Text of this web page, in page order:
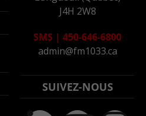
J4H 2W8
SMS | 450-646-6800
admin@fm1033.ca
SUIVEZ-NOUS